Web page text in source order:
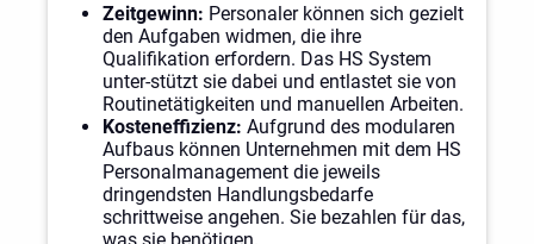
Zeitgewinn: Personaler können sich gezielt
den Aufgaben widmen, die ihre
Qualifikation erfordern. Das HS System
unter-stützt sie dabei und entlastet sie von
Routinetätigkeiten und manuellen Arbeiten.
Kosteneffizienz: Aufgrund des modularen
Aufbaus können Unternehmen mit dem HS
Personalmanagement die jeweils
dringendsten Handlungsbedarfe
schrittweise angehen. Sie bezahlen für das,